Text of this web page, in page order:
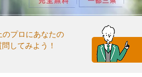
のプロにあなたの
してみよう！